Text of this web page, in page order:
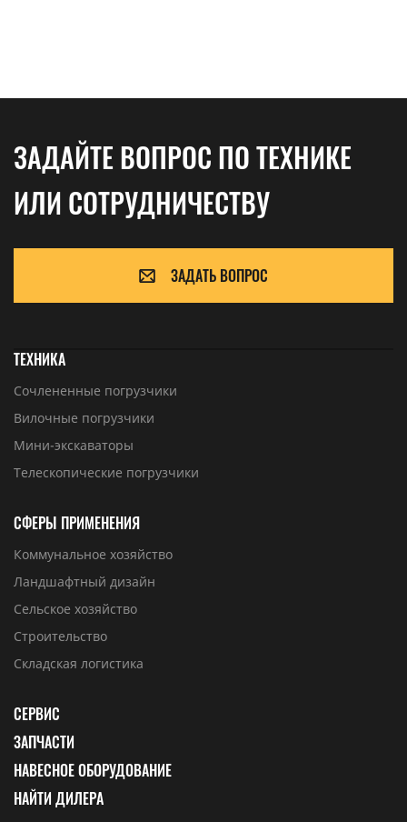
ЗАДАЙТЕ ВОПРОС ПО ТЕХНИКЕ
ИЛИ СОТРУДНИЧЕСТВУ
ЗАДАТЬ ВОПРОС
ТЕХНИКА
Сочлененные погрузчики
Вилочные погрузчики
Мини-экскаваторы
Телескопические погрузчики
СФЕРЫ ПРИМЕНЕНИЯ
Коммунальное хозяйство
Ландшафтный дизайн
Сельское хозяйство
Строительство
Складская логистика
СЕРВИС
ЗАПЧАСТИ
НАВЕСНОЕ ОБОРУДОВАНИЕ
НАЙТИ ДИЛЕРА